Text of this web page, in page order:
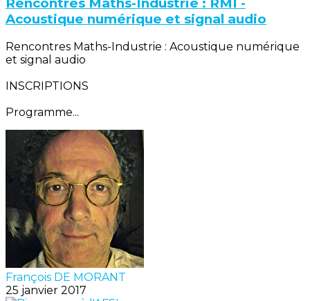
Rencontres Maths-Industrie : RMI -
Acoustique numérique et signal audio
Rencontres Maths-Industrie : Acoustique numérique
et signal audio
INSCRIPTIONS
Programme...
François DE MORANT
25 janvier 2017